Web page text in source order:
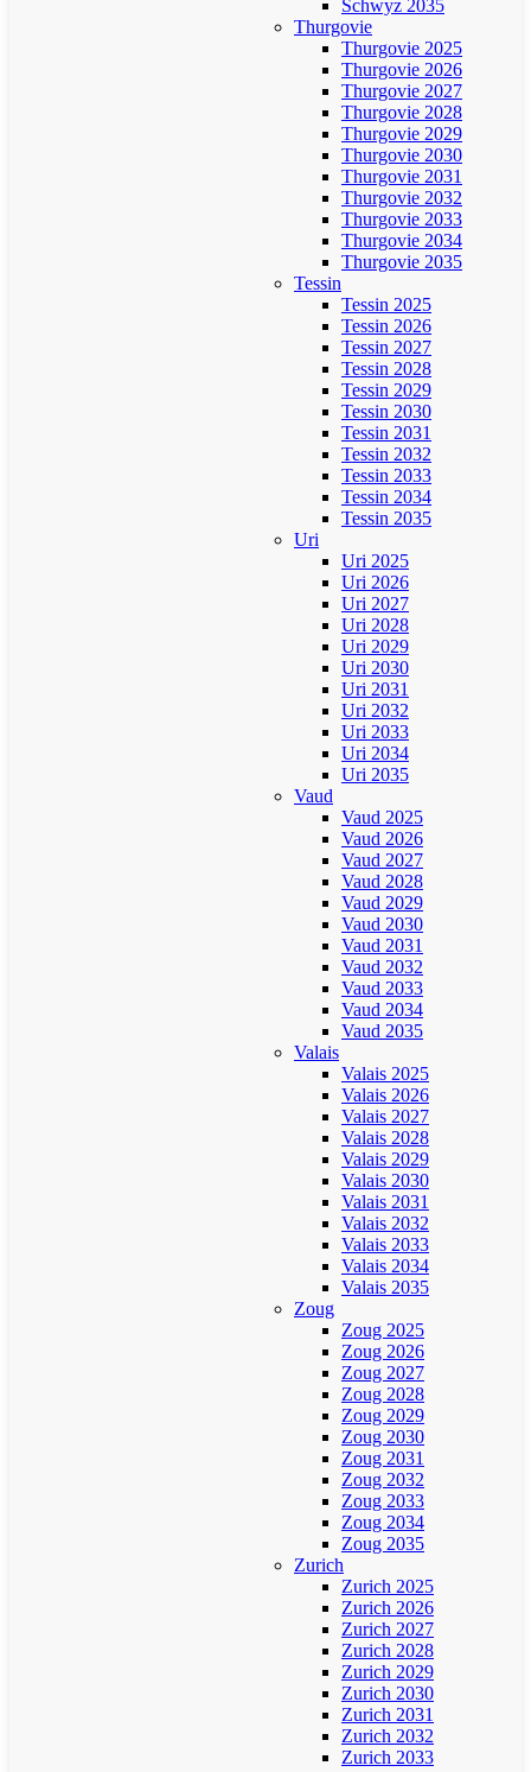
Schwyz 2035
Thurgovie
Thurgovie 2025
Thurgovie 2026
Thurgovie 2027
Thurgovie 2028
Thurgovie 2029
Thurgovie 2030
Thurgovie 2031
Thurgovie 2032
Thurgovie 2033
Thurgovie 2034
Thurgovie 2035
Tessin
Tessin 2025
Tessin 2026
Tessin 2027
Tessin 2028
Tessin 2029
Tessin 2030
Tessin 2031
Tessin 2032
Tessin 2033
Tessin 2034
Tessin 2035
Uri
Uri 2025
Uri 2026
Uri 2027
Uri 2028
Uri 2029
Uri 2030
Uri 2031
Uri 2032
Uri 2033
Uri 2034
Uri 2035
Vaud
Vaud 2025
Vaud 2026
Vaud 2027
Vaud 2028
Vaud 2029
Vaud 2030
Vaud 2031
Vaud 2032
Vaud 2033
Vaud 2034
Vaud 2035
Valais
Valais 2025
Valais 2026
Valais 2027
Valais 2028
Valais 2029
Valais 2030
Valais 2031
Valais 2032
Valais 2033
Valais 2034
Valais 2035
Zoug
Zoug 2025
Zoug 2026
Zoug 2027
Zoug 2028
Zoug 2029
Zoug 2030
Zoug 2031
Zoug 2032
Zoug 2033
Zoug 2034
Zoug 2035
Zurich
Zurich 2025
Zurich 2026
Zurich 2027
Zurich 2028
Zurich 2029
Zurich 2030
Zurich 2031
Zurich 2032
Zurich 2033